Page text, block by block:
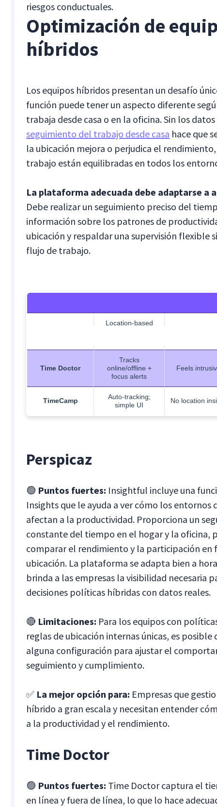
riesgos conductuales.
Optimización de
híbridos
Los equipos híbridos presentan un desafío
función puede tener un aspecto diferente
trabaja desde casa o en la oficina. Sin los
seguimiento del trabajo desde casa hace que
la ubicación mejora o perjudica el rendimiento,
trabajo están equilibradas en todos los
La plataforma adecuada debe adaptarse a
Debe realizar un seguimiento preciso del
información sobre los patrones de
ubicación y respaldar una supervisión flexible
flujo de trabajo.
Location-based
Time Doctor
Tracks
online/offline +
focus alerts
Feels
TimeCamp
Auto-tracking;
simple UI
No location
Perspicaz
🟢 Puntos fuertes: Insightful incluye una
Insights que le ayuda a ver cómo los entornos
afectan a la productividad. Proporciona un
constante del tiempo en el hogar y la oficina,
comparar el rendimiento y la participación en
ubicación. La plataforma se adapta bien a
brinda a las empresas la visibilidad necesaria
decisiones políticas híbridas con datos reales.
🔴 Limitaciones: Para los equipos con
reglas de ubicación internas únicas, es posible
alguna configuración para ajustar el
seguimiento y cumplimiento.
✅ La mejor opción para: Empresas que
híbrido a gran escala y necesitan entender
a la productividad y el rendimiento.
Time Doctor
🟢 Puntos fuertes: Time Doctor captura el
en línea y fuera de línea, lo que lo hace